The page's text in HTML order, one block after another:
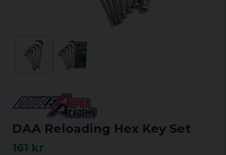
DAA Reloading Hex Key Set
161 kr